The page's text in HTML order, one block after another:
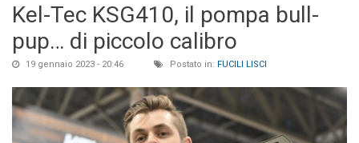
Kel-Tec KSG410, il pompa bull-
pup… di piccolo calibro
19 gennaio 2023 - 20:46 Postato in: FUCILI LISCI